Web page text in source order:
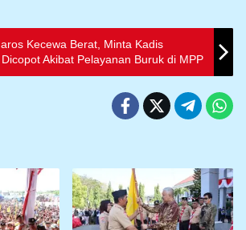
Kecewa Berat, Minta Kadis
Akibat Pelayanan Buruk di MPP